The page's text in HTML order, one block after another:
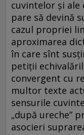
cuvintelor și ale
pare să devină
cazul propriei
aproximarea
în care sînt
petiții
convergent cu
multor texte
sensurile
„după ureche”
asocieri